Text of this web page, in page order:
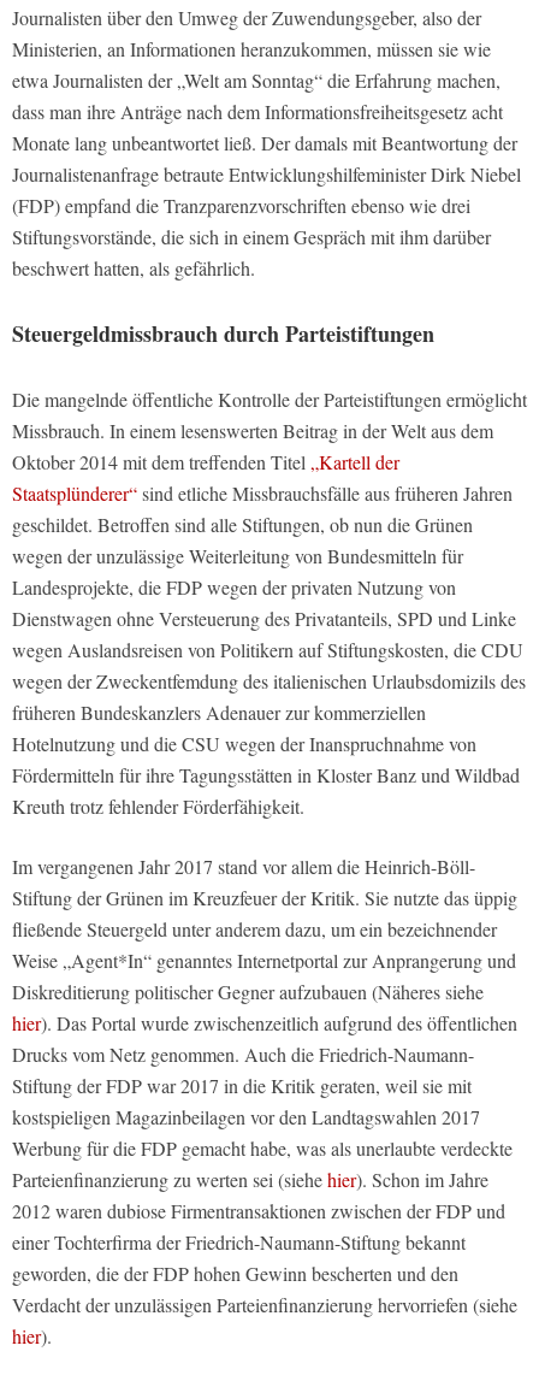
Journalisten über den Umweg der Zuwendungsgeber, also der
Ministerien, an Informationen heranzukommen, müssen sie wie
etwa Journalisten der „Welt am Sonntag“ die Erfahrung machen,
dass man ihre Anträge nach dem Informationsfreiheitsgesetz acht
Monate lang unbeantwortet ließ. Der damals mit Beantwortung der
Journalistenanfrage betraute Entwicklungshilfeminister Dirk Niebel
(FDP) empfand die Tranzparenzvorschriften ebenso wie drei
Stiftungsvorstände, die sich in einem Gespräch mit ihm darüber
beschwert hatten, als gefährlich.
Steuergeldmissbrauch durch Parteistiftungen
Die mangelnde öffentliche Kontrolle der Parteistiftungen ermöglicht
Missbrauch. In einem lesenswerten Beitrag in der Welt aus dem
Oktober 2014 mit dem treffenden Titel „Kartell der
Staatsplünderer“sind etliche Missbrauchsfälle aus früheren Jahren
geschildet. Betroffen sind alle Stiftungen, ob nun die Grünen
wegen der unzulässige Weiterleitung von Bundesmitteln für
Landesprojekte, die FDP wegen der privaten Nutzung von
Dienstwagen ohne Versteuerung des Privatanteils, SPD und Linke
wegen Auslandsreisen von Politikern auf Stiftungskosten, die CDU
wegen der Zweckentfemdung des italienischen Urlaubsdomizils des
früheren Bundeskanzlers Adenauer zur kommerziellen
Hotelnutzung und die CSU wegen der Inanspruchnahme von
Fördermitteln für ihre Tagungsstätten in Kloster Banz und Wildbad
Kreuth trotz fehlender Förderfähigkeit.
Im vergangenen Jahr 2017 stand vor allem die Heinrich-Böll-
Stiftung der Grünen im Kreuzfeuer der Kritik. Sie nutzte das üppig
fließende Steuergeld unter anderem dazu, um ein bezeichnender
Weise „Agent*In“ genanntes Internetportal zur Anprangerung und
Diskreditierung politischer Gegner aufzubauen (Näheres siehe
hier). Das Portal wurde zwischenzeitlich aufgrund des öffentlichen
Drucks vom Netz genommen. Auch die Friedrich-Naumann-
Stiftung der FDP war 2017 in die Kritik geraten, weil sie mit
kostspieligen Magazinbeilagen vor den Landtagswahlen 2017
Werbung für die FDP gemacht habe, was als unerlaubte verdeckte
Parteienfinanzierung zu werten sei (siehehier). Schon im Jahre
2012 waren dubiose Firmentransaktionen zwischen der FDP und
einer Tochterfirma der Friedrich-Naumann-Stiftung bekannt
geworden, die der FDP hohen Gewinn bescherten und den
Verdacht der unzulässigen Parteienfinanzierung hervorriefen (siehe
hier).